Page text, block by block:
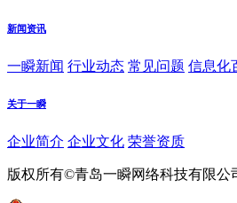
新闻资讯
一瞬新闻 行业动态 常见问题 信息化
关于一瞬
企业简介 企业文化 荣誉资质
版权所有©青岛一瞬网络科技有限公